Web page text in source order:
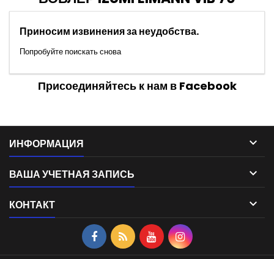
Приносим извинения за неудобства.
Попробуйте поискать снова
Присоединяйтесь к нам в Facebook
ИНФОРМАЦИЯ 
ВАША УЧЕТНАЯ ЗАПИСЬ 
КОНТАКТ 